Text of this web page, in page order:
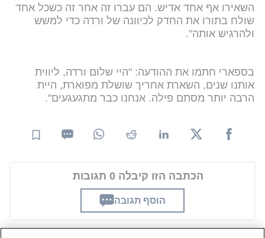
השאירו אף אחד אדיש. הם עברו זה אחר זה כשכל אחד
שולח בתורו את החדק לכיוונה של ורדה כדי למשש
ולהרגיש אותה".
בספארי חתמו את ההודעה: "היי שלום ורדה, ליווית
אותנו שנים, השארת אחריך שושלת מפוארת, היית
הרבה יותר מסתם פילה. אנחנו כבר מתגעגעים".
הכתבה הזו קיבלה 0 תגובות
הוסף תגובה